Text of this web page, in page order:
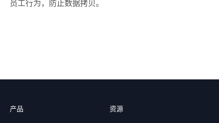
员工行为，防止数据拷贝。
产品 资源